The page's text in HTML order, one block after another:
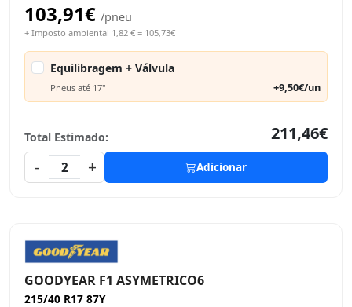
103,91€ /pneu
+ Imposto ambiental 1,82 € = 105,73€
Equilibragem + Válvula
Pneus até 17" +9,50€/un
Total Estimado:
211,46€
-
2 + Adicionar
GOODYEAR F1 ASYMETRICO6
215/40 R17 87Y